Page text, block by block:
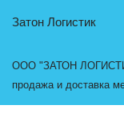
Затон Логистик
ООО "ЗАТОН
продажа и доставка